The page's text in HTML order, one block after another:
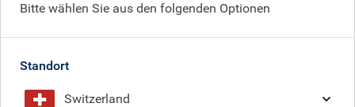
Dollars and Sense podcast
Jun 03, 2026
Bitte wählen Sie aus den folgenden Optionen
Standort
Switzerland